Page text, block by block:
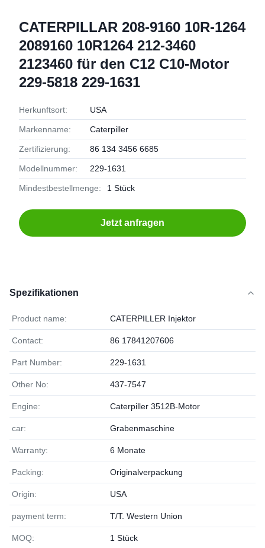
CATERPILLAR 208-9160 10R-1264
2089160 10R1264 212-3460
2123460 für den C12 C10-Motor
229-5818 229-1631
Herkunftsort: USA
Markenname: Caterpiller
Zertifizierung: 86 134 3456 6685
Modellnummer: 229-1631
Mindestbestellmenge: 1 Stück
Jetzt anfragen
Spezifikationen
Product name: CATERPILLER Injektor
Contact: 86 17841207606
Part Number: 229-1631
Other No: 437-7547
Engine: Caterpiller 3512B-Motor
car: Grabenmaschine
Warranty: 6 Monate
Packing: Originalverpackung
Origin: USA
payment term: T/T. Western Union
MOQ: 1 Stück